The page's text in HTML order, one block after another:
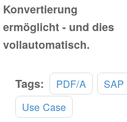
Unternehmen
Print Operation
Operation
Delete
mit webPDF
erstellen
Konvertierung
ermöglicht - und dies
vollautomatisch.
Tags: PDF/A
SAP
Use Case